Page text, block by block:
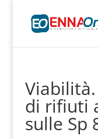
di rifiuti
sulle Sp